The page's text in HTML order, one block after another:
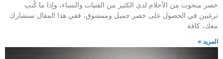
خصر منحوت من الأحلام لدى الكثير من الفتيات والنساء، وإذا ما كُنتِ
ترغبين في الحصول على خصر جميل وممشوق، ففي هذا المقال سنشارك
معك، كافة
المزيد »